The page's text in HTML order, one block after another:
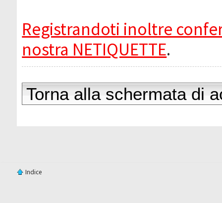
Registrandoti inoltre
nostra NETIQUETTE.
Torna alla schermata di
Indice